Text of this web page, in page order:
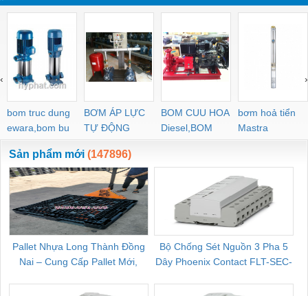
bom truc dung
ewara,bom bu
ewara
BƠM ÁP LỰC
TỰ ĐỘNG
BOM CUU HOA
Diesel,BOM
CHUA CHAY
bơm hoả tiển
Mastra
‹ ›
Sản phẩm mới (147896)
Pallet Nhựa Long Thành Đồng
Nai – Cung Cấp Pallet Mới,
Bộ Chống Sét Nguồn 3 Pha 5
Dây Phoenix Contact FLT-SEC-